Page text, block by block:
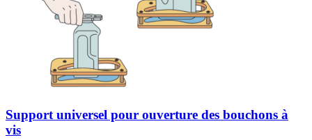
Support universel pour ouverture des bouchons à
vis